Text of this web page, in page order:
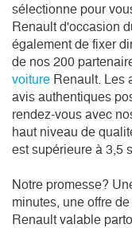
sélectionne pour
Renault d'occasion
également de fixer
de nos 200
voiture Renault. Les
avis authentiques
rendez-vous avec
haut niveau de
est supérieure à 3,5
Notre promesse?
minutes, une offre
Renault valable